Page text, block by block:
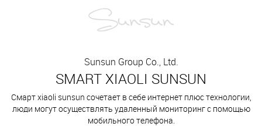
Sunsun Group Co., Ltd.
SMART XIAOLI SUNSUN
Смарт xiaoli sunsun сочетает в себе интернет плюс технологии,
люди могут осуществлять удаленный мониторинг с помощью
мобильного телефона.